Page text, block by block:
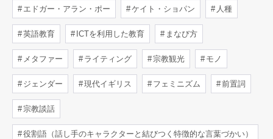
エドガー・アラン・ポー ケイト・ショパン 人種
英語教育 ICTを利用した教育 まなび方
メタファー ライティング 宗教観光 モノ
ジェンダー 現代イギリス フェミニズム 前置詞
宗教談話
役割語（話し手のキャラクターと結びつく特徴的な言葉づかい）